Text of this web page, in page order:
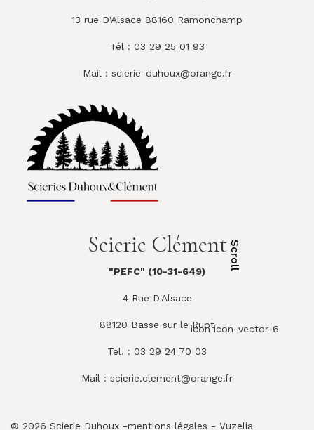
Scroll
icon icon-vector-6
13 rue D'Alsace 88160 Ramonchamp
Tél : 03 29 25 01 93
Mail : scierie-duhoux@orange.fr
Scierie Clément
"PEFC" (10-31-649)
4 Rue D'Alsace
88120 Basse sur le Rupt
Tel. : 03 29 24 70 03
Mail : scierie.clement@orange.fr
© 2026 Scierie Duhoux -mentions légales - Vuzelia